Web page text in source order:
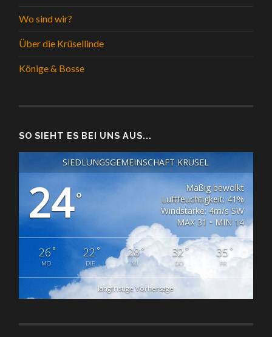
Wo sind wir?
Über die Krüsellinde
Könige & Bosse
SO SIEHT ES BEI UNS AUS...
SIEDLUNGSGEMEINSCHAFT KRÜSEL
24°
Mäßig bewölkt
Luftfeuchtigkeit: 41%
Windstärke: 4m/s SW
MAX 31 • MIN 14
26°
MO
22 °
DIE
28°
MI
32°
DO
35°
FR
langfristige Vorhersage